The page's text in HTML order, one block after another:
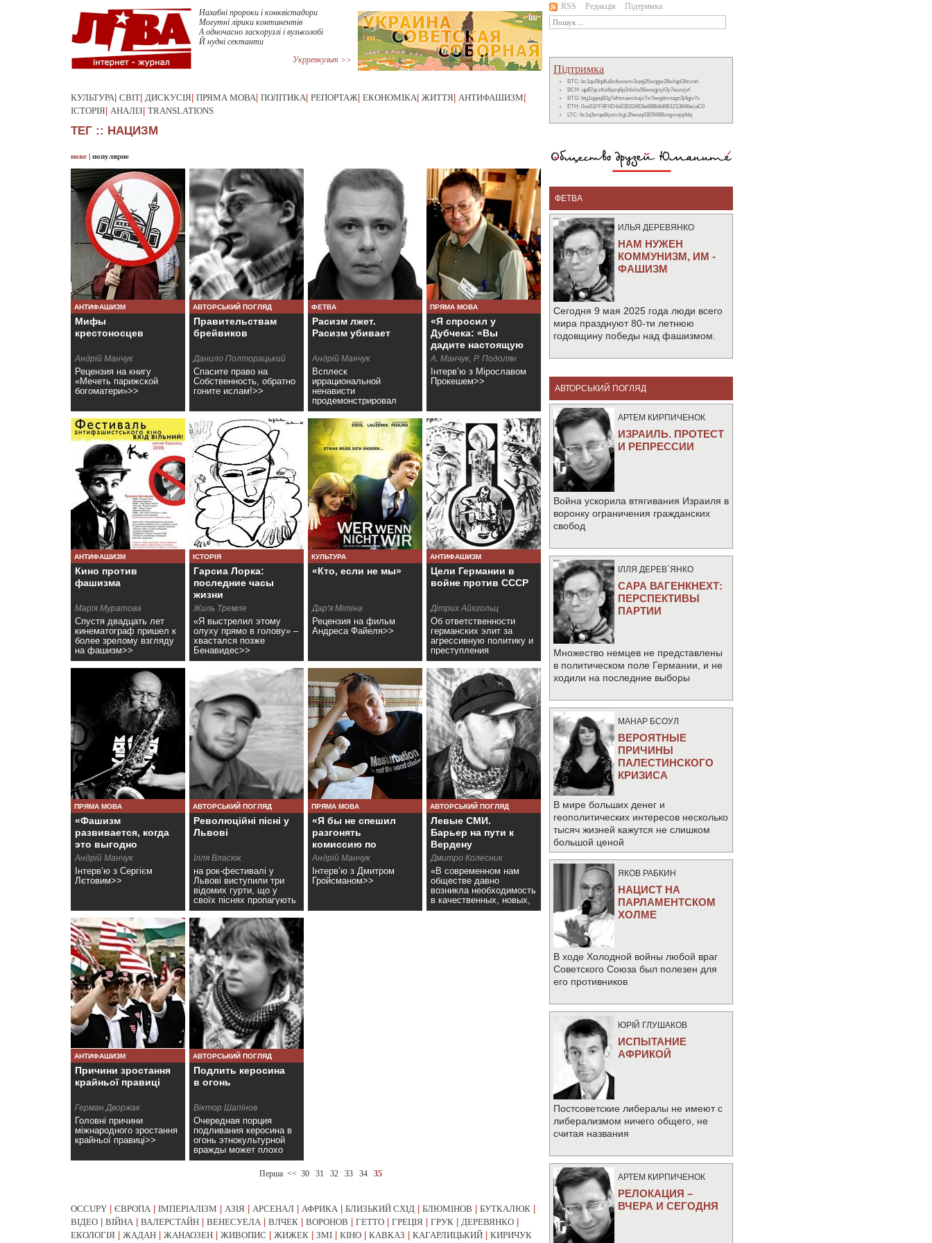
Нахабні пророки і конквістадори
Могутні лірики континентів
А одночасно заскорузлі і вузьколобі
Й нудні сектанти
Укрревкульт >>
КУЛЬТУРА СВІТ ДИСКУСІЯ ПРЯМА МОВА ПОЛІТИКА РЕПОРТАЖ ЕКОНОМІКА ЖИТТЯ АНТИФАШИЗМ
ІСТОРІЯ АНАЛІЗ TRANSLATIONS
ТЕГ :: НАЦИЗМ
нове | популярне
АНТИФАШИЗМ
Мифы
крестоносцев
Андрій Манчук
Рецензия на книгу
«Мечеть парижской
богоматери»>>
АВТОРСЬКИЙ ПОГЛЯД
Правительствам
брейвиков
Данило Полторацький
Спасите право на
Собственность, обратно
гоните ислам!>>
ФЕТВА
Расизм лжет.
Расизм убивает
Андрій Манчук
Всплеск
иррациональной
ненависти
продемонстрировал
широту распространения
расистских фобий>>
ПРЯМА МОВА
«Я спросил у
Дубчека: «Вы
дадите настоящую
демократию?»
А. Манчук, Р. Подолян
Інтерв’ю з Мірославом
Прокешем>>
АНТИФАШИЗМ
Кино против
фашизма
Марія Муратова
Спустя двадцать лет
кинематограф пришел к
более зрелому взгляду
на фашизм>>
ІСТОРІЯ
Гарсиа Лорка:
последние часы
жизни
Жиль Тремле
«Я выстрелил этому
олуху прямо в голову» –
хвастался позже
Бенавидес>>
КУЛЬТУРА
«Кто, если не мы»
Дар'я Мітіна
Рецензия на фильм
Андреса Файеля>>
АНТИФАШИЗМ
Цели Германии в
войне против СССР
Дітрих Айхгольц
Об ответственности
германских элит за
агрессивную политику и
преступления
нацизма>>
ПРЯМА МОВА
«Фашизм
развивается, когда
это выгодно
Капиталу»
Андрій Манчук
Інтерв’ю з Сергієм
Лєтовим>>
АВТОРСЬКИЙ ПОГЛЯД
Революційні пісні у
Львові
Ілля Власюк
на рок-фестивалі у
Львові виступили три
відомих гурти, що у
своїх піснях пропагують
соціальну рівність і
справедливість>>
ПРЯМА МОВА
«Я бы не спешил
разгонять
комиссию по
морали»
Андрій Манчук
Інтерв’ю з Дмитром
Гройсманом>>
АВТОРСЬКИЙ ПОГЛЯД
Левые СМИ.
Барьер на пути к
Вердену
Дмитро Колесник
«В современном нам
обществе давно
возникла необходимость
в качественных, новых,
массовых левых СМИ» -
АНТИФАШИЗМ
Причини зростання
крайньої правиці
Герман Дворжак
Головні причини
міжнародного зростання
крайньої правиці>>
АВТОРСЬКИЙ ПОГЛЯД
Подлить керосина
в огонь
Віктор Шапінов
Очередная порция
подливания керосина в
огонь этнокультурной
вражды может плохо
закончится для самих
«регионалов».>>Перша << 30 31 32 33 34 35
OCCUPY ЄВРОПА ІМПЕРІАЛІЗМ АЗІЯ АРСЕНАЛ АФРИКА БЛИЗЬКИЙ СХІД БЛЮМІНОВ БУТКАЛЮК
ВІДЕО
ВІЙНА ВАЛЕРСТАЙН ВЕНЕСУЕЛА ВЛЧЕК ВОРОНОВ ГЕТТО ГРЕЦІЯ ГРУК ДЕРЕВЯНКО
ЕКОЛОГІЯ
ЖАДАН ЖАНАОЗЕН ЖИВОПИС ЖИЖЕК ЗМІ КІНО КАВКАЗ КАГАРЛИЦЬКИЙ КИРИЧУК
RSS Редакція Підтримка
Підтримка
BTC: bc1qu5fqdlu8zdxwwm3vpg35wqgw28wlqpl2ltcvnh
BCH: qp87gcztla4lpzq6p2nlxhu56wwgjsyl3y7euzzjvf
BTG: btg1qgeq82g7efnmawckajx7xr5wgdmnagn3j4gjv7x
ETH: 0xe51FF8F0D4d23022AE8e888b8d9B1213846ecaC0
LTC: ltc1q3vrqe8tyzcckgc2hwuq43f29488vngvrejq4dq
ФЕТВА
ИЛЬЯ ДЕРЕВЯНКО
НАМ НУЖЕН
КОММУНИЗМ, ИМ -
ФАШИЗМ
Сегодня 9 мая 2025 года люди всего
мира празднуют 80-ти летнюю
годовщину победы над фашизмом.
АВТОРСЬКИЙ ПОГЛЯД
АРТЕМ КИРПИЧЕНОК
ИЗРАИЛЬ. ПРОТЕСТ
И РЕПРЕССИИ
Война ускорила втягивания Израиля в
воронку ограничения гражданских
свобод
IЛЛЯ ДЕРЕВ`ЯНКО
САРА ВАГЕНКНЕХТ:
ПЕРСПЕКТИВЫ
ПАРТИИ
Множество немцев не представлены
в политическом поле Германии, и не
ходили на последние выборы
МАНАР БСОУЛ
ВЕРОЯТНЫЕ
ПРИЧИНЫ
ПАЛЕСТИНСКОГО
КРИЗИСА
В мире больших денег и
геополитических интересов несколько
тысяч жизней кажутся не слишком
большой ценой
ЯКОВ РАБКИН
НАЦИСТ НА
ПАРЛАМЕНТСКОМ
ХОЛМЕ
В ходе Холодной войны любой враг
Советского Союза был полезен для
его противников
ЮРIЙ ГЛУШАКОВ
ИСПЫТАНИЕ
АФРИКОЙ
Постсоветские либералы не имеют с
либерализмом ничего общего, не
считая названия
АРТЕМ КИРПИЧЕНОК
РЕЛОКАЦИЯ –
ВЧЕРА И СЕГОДНЯ